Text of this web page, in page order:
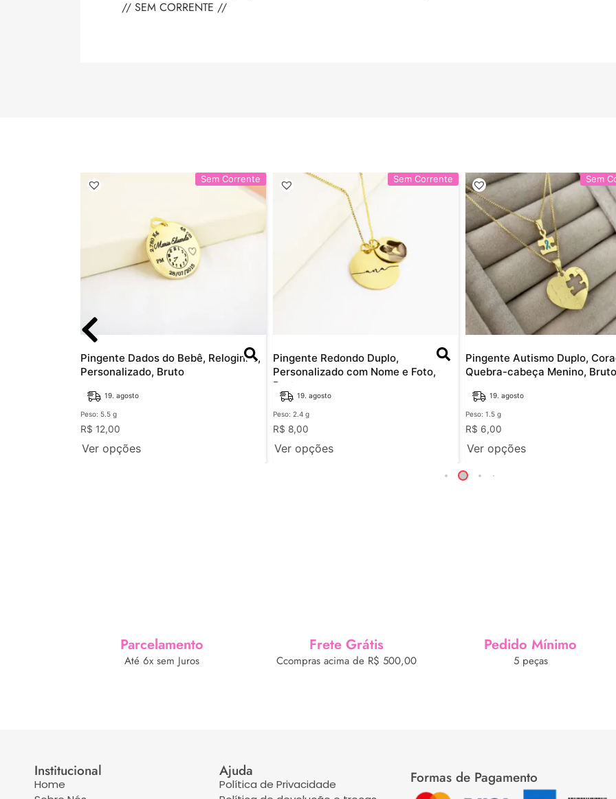
// SEM CORRENTE //
Sem Corrente
Pingente Dados do Bebê, Reloginho,
Personalizado, Bruto
19. agosto
Peso: 5.5 g
R$ 12,00
Ver opções
Sem Corrente
Pingente Redondo Duplo,
Personalizado com Nome e Foto,
Bruto
19. agosto
Peso: 2.4 g
R$ 8,00
Ver opções
Sem
Pingente Autismo Duplo,
Quebra-cabeça Menino, Bruto
19. agosto
Peso: 1.5 g
R$ 6,00
Ver opções
Parcelamento
Até 6x sem Juros
Frete Grátis
Ccompras acima de R$ 500,00
Pedido Mínimo
5 peças
Institucional
Home
Ajuda
Política de Privacidade
Formas de Pagamento